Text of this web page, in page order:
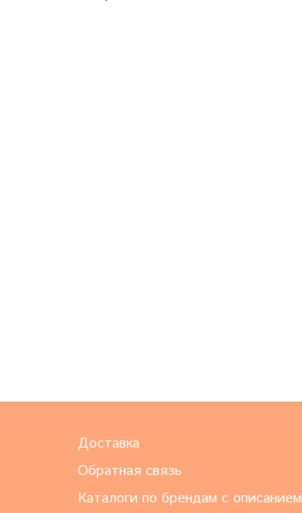
Доставка
Обратная связь
Каталоги по брендам с описанием